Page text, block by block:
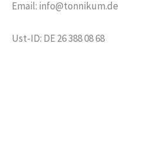
Email: info@tonnikum.de
Ust-ID: DE 26 388 08 68